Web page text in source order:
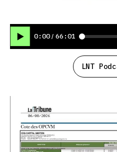
0:00 / 66:01
LNT